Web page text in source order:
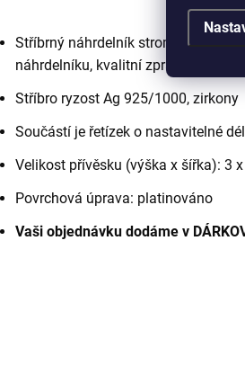
Stříbrný náhrdelník strom života
náhrdelníku, kvalitní zpracování a
Stříbro ryzost Ag 925/1000, zirkony
Součástí je řetízek o nastavitelné
Velikost přívěsku (výška x šířka): 3
Povrchová úprava: platinováno
Vaši objednávku dodáme v